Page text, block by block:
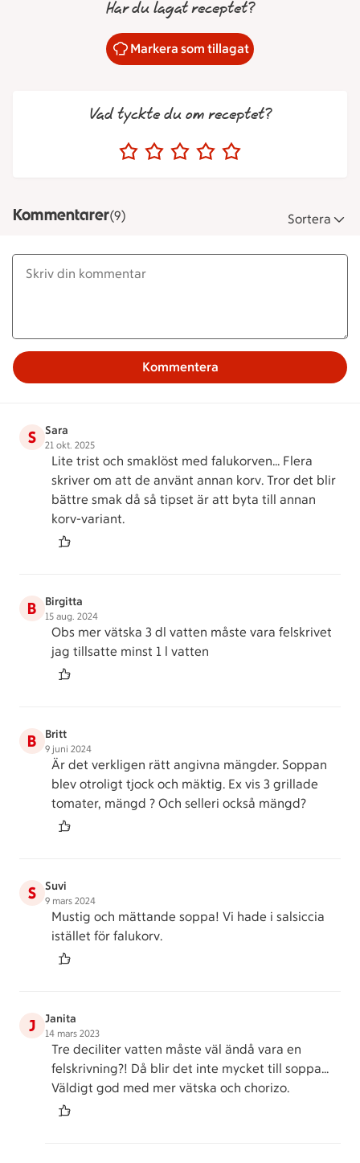
Har du lagat receptet?
Markera som tillagat
Vad tyckte du om receptet?
Kommentarer(9) Sortera
Kommentera
S Sara
21 okt. 2025
Lite trist och smaklöst med falukorven… Flera
skriver om att de använt annan korv. Tror det blir
bättre smak då så tipset är att byta till annan
korv-variant.
B Birgitta
15 aug. 2024
Obs mer vätska 3 dl vatten måste vara felskrivet
jag tillsatte minst 1 l vatten
B Britt
9 juni 2024
Är det verkligen rätt angivna mängder. Soppan
blev otroligt tjock och mäktig. Ex vis 3 grillade
tomater, mängd ? Och selleri också mängd?
S Suvi
9 mars 2024
Mustig och mättande soppa! Vi hade i salsiccia
istället för falukorv.
J Janita
14 mars 2023
Tre deciliter vatten måste väl ändå vara en
felskrivning?! Då blir det inte mycket till soppa…
Väldigt god med mer vätska och chorizo.